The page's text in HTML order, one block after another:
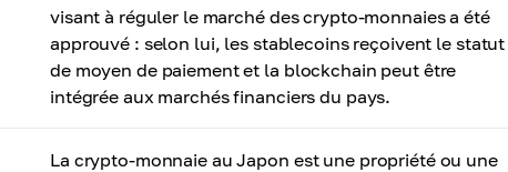
visant à réguler le marché des crypto-monnaies a été
approuvé : selon lui, les stablecoins reçoivent le statut
de moyen de paiement et la blockchain peut être
intégrée aux marchés financiers du pays.
La crypto-monnaie au Japon est une propriété ou une